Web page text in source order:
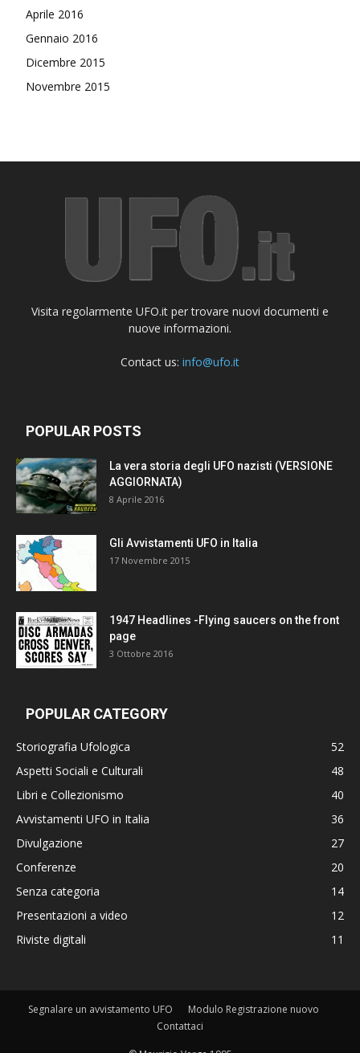
Aprile 2016
Gennaio 2016
Dicembre 2015
Novembre 2015
Visita regolarmente UFO.it per trovare nuovi documenti e
nuove informazioni.
Contact us: info@ufo.it
POPULAR POSTS
La vera storia degli UFO nazisti (VERSIONE
AGGIORNATA)
8 Aprile 2016
Gli Avvistamenti UFO in Italia
17 Novembre 2015
1947 Headlines -Flying saucers on the front
page
3 Ottobre 2016
POPULAR CATEGORY
Storiografia Ufologica
52
Aspetti Sociali e Culturali
48
Libri e Collezionismo
40
Avvistamenti UFO in Italia
36
Divulgazione
27
Conferenze
20
Senza categoria
14
Presentazioni a video
12
Riviste digitali
11
Segnalare un avvistamento UFO
Modulo Registrazione nuovo
Contattaci